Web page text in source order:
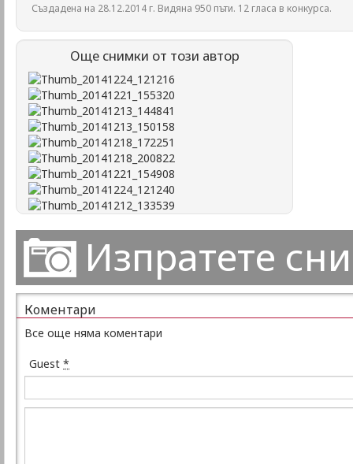
Създадена на 28.12.2014 г. Видяна 950 пъти. 12 гласа в конкурса.
Още снимки от този автор
Изпратете
Коментари
Все още няма коментари
Guest *